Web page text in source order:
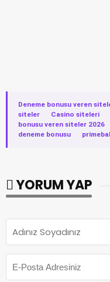
Deneme bonusu veren
siteler
· Casino siteleri ·
bonusu veren siteler 2026
deneme bonusu
·
YORUM YAP